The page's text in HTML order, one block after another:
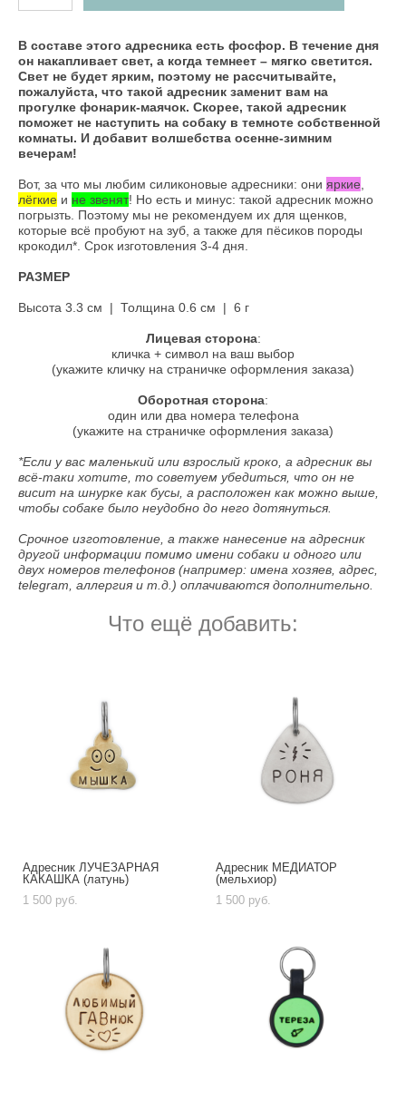
В составе этого адресника есть фосфор. В течение дня
он накапливает свет, а когда темнеет – мягко светится.
Свет не будет ярким, поэтому не рассчитывайте,
пожалуйста, что такой адресник заменит вам на
прогулке фонарик-маячок. Скорее, такой адресник
поможет не наступить на собаку в темноте собственной
комнаты. И добавит волшебства осенне-зимним
вечерам!
Вот, за что мы любим силиконовые адресники: они яркие
лёгкие и не звенят! Но есть и минус: такой адресник можно
погрызть. Поэтому мы не рекомендуем их для щенков,
которые всё пробуют на зуб, а также для пёсиков породы
крокодил*. Срок изготовления 3-4 дня.
РАЗМЕР
Высота 3.3 см | Толщина 0.6 см | 6 г​
Лицевая сторона:
кличка + символ на ваш выбор
(укажите кличку на страничке оформления заказа)
Оборотная сторона:
один или два номера телефона
(укажите на страничке оформления заказа)
*Если у вас маленький или взрослый кроко, а адресник вы
всё-таки хотите, то советуем убедиться, что он не
висит на шнурке как бусы, а расположен как можно выше,
чтобы собаке было неудобно до него дотянуться.
Срочное изготовление, а также нанесение на адресник
другой информации помимо имени собаки и одного или
двух номеров телефонов (например: имена хозяев, адрес,
telegram, аллергия и т.д.) оплачиваются дополнительно.
Что ещё добавить:
Адресник ЛУЧЕЗАРНАЯ
КАКАШКА (латунь)
1 500 pуб.
Адресник МЕДИАТОР
(мельхиор)
1 500 pуб.